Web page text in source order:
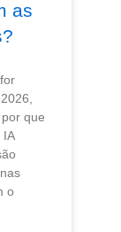
as
que
IA
o